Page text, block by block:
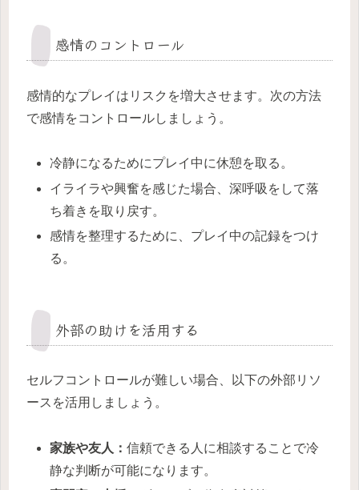
感情のコントロール
感情的なプレイはリスクを増大させます。次の方法
で感情をコントロールしましょう。
冷静になるためにプレイ中に休憩を取る。
イライラや興奮を感じた場合、深呼吸をして落
ち着きを取り戻す。
感情を整理するために、プレイ中の記録をつけ
る。
外部の助けを活用する
セルフコントロールが難しい場合、以下の外部リソ
ースを活用しましょう。
家族や友人：信頼できる人に相談することで冷
静な判断が可能になります。